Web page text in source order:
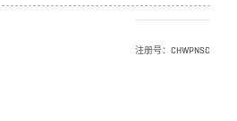
注册号： CHWPNSC